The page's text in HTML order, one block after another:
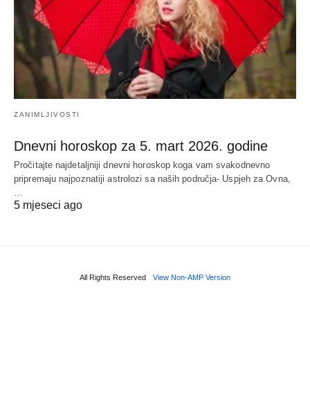
ZANIMLJIVOSTI
Dnevni horoskop za 5. mart 2026. godine
Pročitajte najdetaljniji dnevni horoskop koga vam svakodnevno
pripremaju najpoznatiji astrolozi sa naših područja- Uspjeh za Ovna,
…
5 mjeseci ago
All Rights Reserved View Non-AMP Version